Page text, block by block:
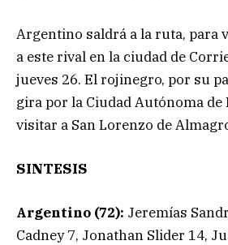
Argentino saldrá a la ruta, para
a este rival en la ciudad de
jueves 26. El rojinegro, por su
gira por la Ciudad Autónoma de
visitar a San Lorenzo de
SINTESIS
Argentino (72): Jeremías
Cadney 7, Jonathan Slider 14,